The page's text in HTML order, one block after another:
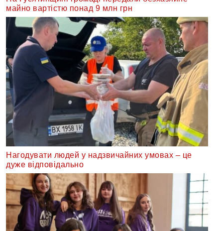
майно вартістю понад 9 млн грн
Нагодувати людей у надзвичайних умовах – це
дуже відповідально